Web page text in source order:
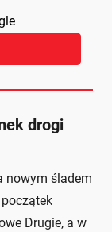
drogi
nowym śladem
Drugie, a w